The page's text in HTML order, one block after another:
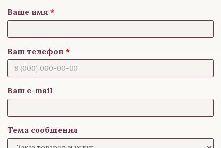
Ваше имя
Ваш телефон
Ваш e-mail
Тема сообщения